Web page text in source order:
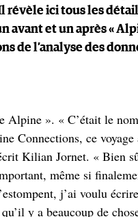
révèle ici tous les
avant et un après «
de l’analyse des
Alpine ». « C’était le
Connections, ce
Kilian Jornet. « Bien
même si
j’ai voulu
y a beaucoup de